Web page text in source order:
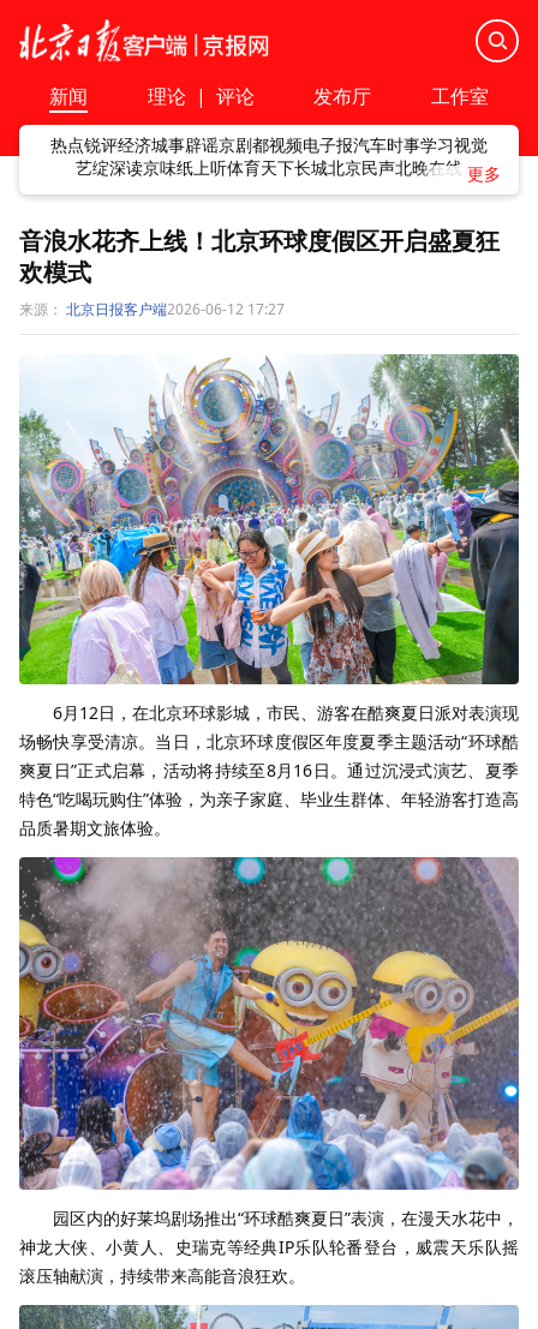
新闻 理论 | 评论 发布厅 工作室
热点锐评经济城事辟谣京剧都视频电子报汽车时事学习视觉
艺绽深读京味纸上听体育天下长城北京民声北晚在线
音浪水花齐上线！北京环球度假区开启盛夏狂
欢模式
来源： 北京日报客户端2026-06-12 17:27
6月12日，在北京环球影城，市民、游客在酷爽夏日派对表演现
场畅快享受清凉。当日，北京环球度假区年度夏季主题活动“环球酷
爽夏日”正式启幕，活动将持续至8月16日。通过沉浸式演艺、夏季
特色“吃喝玩购住”体验，为亲子家庭、毕业生群体、年轻游客打造高
品质暑期文旅体验。
园区内的好莱坞剧场推出“环球酷爽夏日”表演，在漫天水花中，
神龙大侠、小黄人、史瑞克等经典IP乐队轮番登台，威震天乐队摇
滚压轴献演，持续带来高能音浪狂欢。